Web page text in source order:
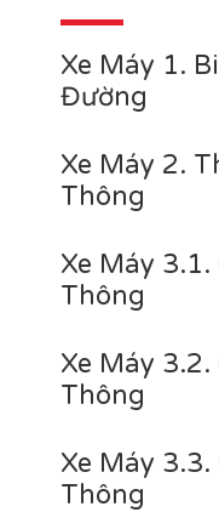
Xe Máy 1.
Đường
Xe Máy 2.
Thông
Xe Máy 3.1.
Thông
Xe Máy 3.2.
Thông
Xe Máy 3.3.
Thông